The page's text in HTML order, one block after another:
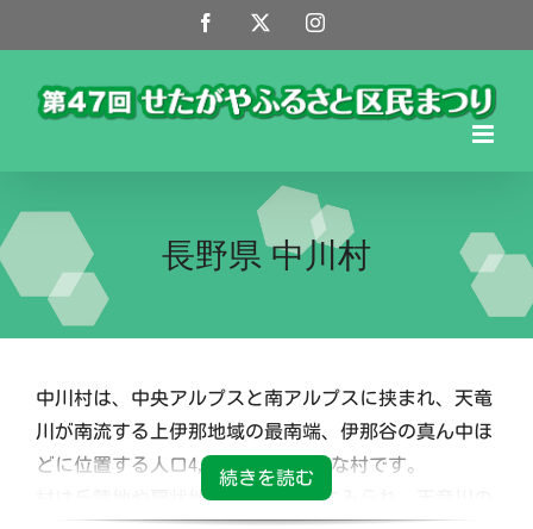
to
content
Facebook Instagram
長野県 中川村
中川村は、中央アルプスと南アルプスに挟まれ、天竜
川が南流する上伊那地域の最南端、伊那谷の真ん中ほ
どに位置する人口4,700人弱の小さな村です。
村は丘陵地や扇状地が至るところにみられ、天竜川の